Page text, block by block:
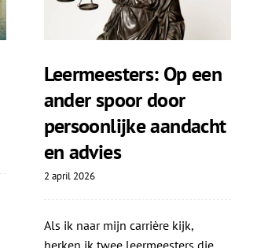
Leermeesters: Op een
ander spoor door
persoonlijke aandacht
en advies
2 april 2026
Als ik naar mijn carrière kijk,
herken ik twee leermeesters die